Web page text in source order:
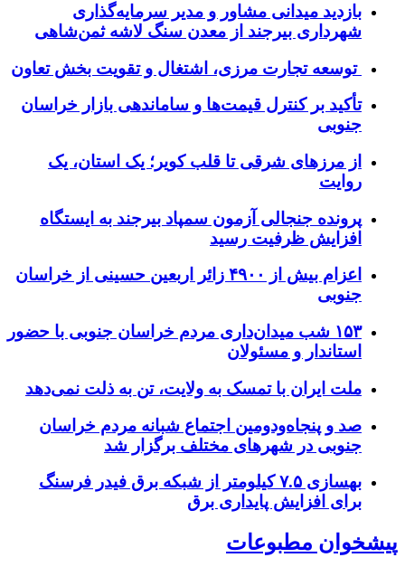
بازدید میدانی مشاور و مدیر سرمایه‌گذاری
شهرداری بیرجند از معدن سنگ لاشه ثمن‌شاهی
توسعه تجارت مرزی، اشتغال و تقویت بخش تعاون
تأکید بر کنترل قیمت‌ها و ساماندهی بازار خراسان
جنوبی
از مرزهای شرقی تا قلب کویر؛ یک استان، یک
روایت
پرونده جنجالی آزمون سمپاد بیرجند به ایستگاه
افزایش ظرفیت رسید
اعزام بیش از ۴۹۰۰ زائر اربعین حسینی از خراسان
جنوبی
۱۵۳ شب میدان‌داری مردم خراسان جنوبی با حضور
استاندار و مسئولان
ملت ایران با تمسک به ولایت، تن به ذلت نمی‌دهد
صد و پنجاه‌ودومین اجتماع شبانه مردم خراسان
جنوبی در شهرهای مختلف برگزار شد
بهسازی ۷.۵ کیلومتر از شبکه برق فیدر فرسنگ
برای افزایش پایداری برق
پیشخوان مطبوعات